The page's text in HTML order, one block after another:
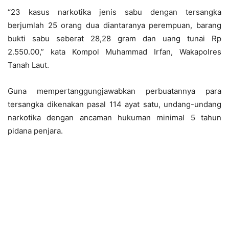
“23 kasus narkotika jenis sabu dengan tersangka
berjumlah 25 orang dua diantaranya perempuan, barang
bukti sabu seberat 28,28 gram dan uang tunai Rp
2.550.00,” kata Kompol Muhammad Irfan, Wakapolres
Tanah Laut.
Guna mempertanggungjawabkan perbuatannya para
tersangka dikenakan pasal 114 ayat satu, undang-undang
narkotika dengan ancaman hukuman minimal 5 tahun
pidana penjara.